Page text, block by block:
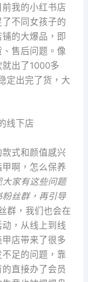
我的小红书店
不同女孩子的
的大爆品，即
售后问题。像
出了1000多
定出完了货，大
线下店
式和颜值感兴
啊，怎么保养
家有这些问题
丝群，再引导
群，我们也会在
，从线上到线
店带来了很多
足的问题，靠
直接办了会员